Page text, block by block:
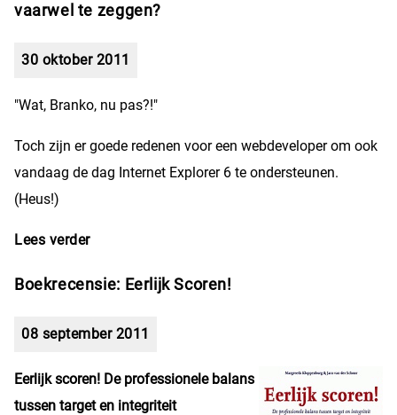
vaarwel te zeggen?
30 oktober 2011
"Wat, Branko, nu pas?!"
Toch zijn er goede redenen voor een webdeveloper om ook
vandaag de dag Internet Explorer 6 te ondersteunen.
(Heus!)
Lees verderover Misschien is het tijd om Internet Explorer
Boekrecensie: Eerlijk Scoren!
08 september 2011
Eerlijk scoren! De professionele balans
tussen target en integriteit